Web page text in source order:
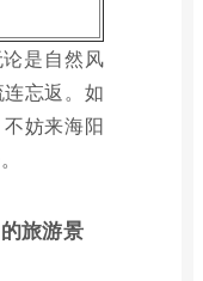
是自然风
忘返。如
妨来海阳
旅游景